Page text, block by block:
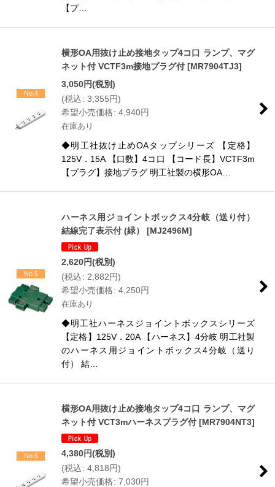
【プ…
No.4
横形OA用抜け止め接地タップ4コ口 ランプ、マグ
ネット付 VCTF3m接地プラグ付 [MR7904TJ3]
3,050円(税別)
(税込: 3,355円)
希望小売価格: 4,940円
在庫あり
◆明工社抜け止めOAタップシリーズ 【定格】
125V．15A 【口数】4コ口 【コード長】VCTF3m
【プラグ】接地プラグ 明工社製の横形OA…
No.5
ハーネス用ジョイントボックス4分岐（送り付）
結線完了表示付 (緑）
[MJ2496M]
2,620円(税別)
(税込: 2,882円)
希望小売価格: 4,250円
在庫あり
◆明工社ハーネスジョイントボックスシリーズ
【定格】125V．20A 【ハーネス】4分岐 明工社製
のハーネス用ジョイントボックス4分岐（送り
付） 結…
No.6
横形OA用抜け止め接地タップ4コ口 ランプ、マグ
ネット付 VCT3mハーネスプラグ付 [MR7904NT3]
4,380円(税別)
(税込: 4,818円)
希望小売価格: 7,030円